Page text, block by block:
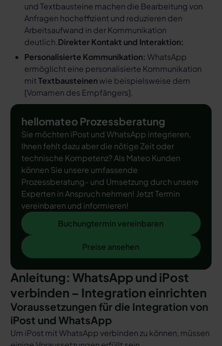
und Textbausteine machen die Bearbeitung von
Anfragen hocheffizient und reduzieren den
Arbeitsaufwand in der Kommunikation
deutlich.Direkter Kontakt und Interaktion:
Personalisierte Kommunikation: WhatsApp
ermöglicht eine personalisierte Kommunikation
mitTextbausteinenwie beispielsweise dem
[Vornamen des Empfängers].
hellomateo Prozessberatung
Sie möchten iPost und WhatsApp integrieren,
Ihnen fehlt dazu aber die nötige Zeit oder
technische Kompetenz? Als Mateo Kunden
können Sie unsere umfassende
Prozessberatung- und Umsetzung durch unsere
Experten in Anspruch nehmen! Jetzt Termin
vereinbaren und informieren!
Buchungtermin vereinbaren
Buchungtermin vereinbaren
Preise ansehen
Preise ansehen
Anleitung: WhatsApp und iPost
verbinden – Integration einrichten
Voraussetzungen für die Integration von
iPost und WhatsApp
Um iPost mit WhatsApp verbinden zu können, müssen